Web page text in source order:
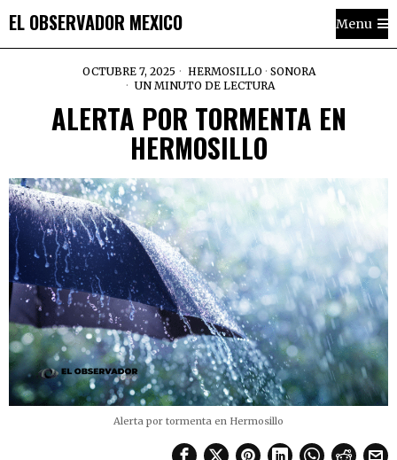
EL OBSERVADOR MEXICO Menu
OCTUBRE 7, 2025 HERMOSILLO · SONORA
UN MINUTO DE LECTURA
ALERTA POR TORMENTA EN
HERMOSILLO
Alerta por tormenta en Hermosillo